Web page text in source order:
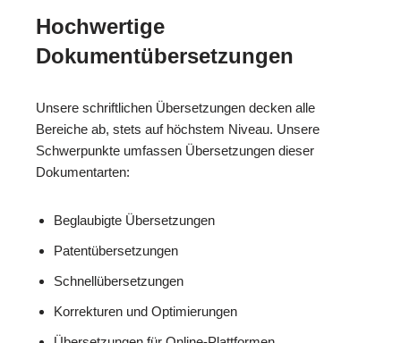
Hochwertige
Dokumentübersetzungen
Unsere schriftlichen Übersetzungen decken alle
Bereiche ab, stets auf höchstem Niveau. Unsere
Schwerpunkte umfassen Übersetzungen dieser
Dokumentarten:
Beglaubigte Übersetzungen
Patentübersetzungen
Schnellübersetzungen
Korrekturen und Optimierungen